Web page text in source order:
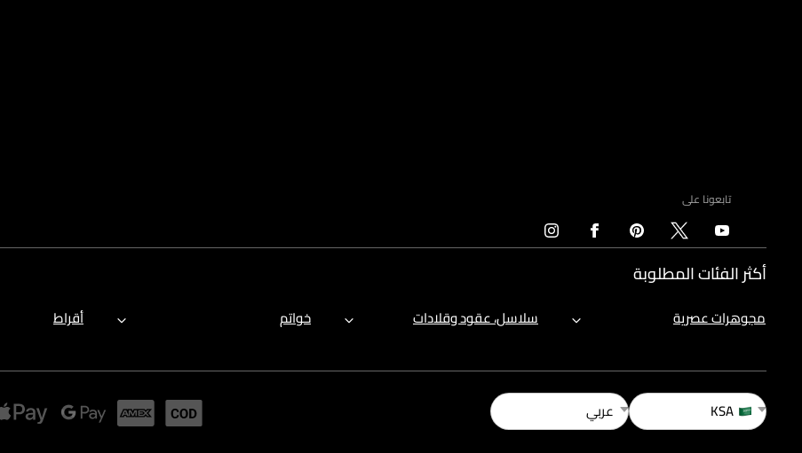
تابعونا على
أكثر الفئات المطلوبة
مجوهرات عصرية سلاسل، عقود وقلادات خواتم أقراط
KSA عربي